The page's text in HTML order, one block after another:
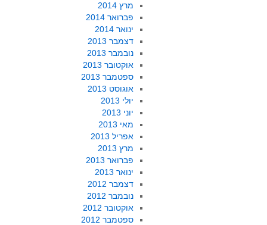
מרץ 2014
פברואר 2014
ינואר 2014
דצמבר 2013
נובמבר 2013
אוקטובר 2013
ספטמבר 2013
אוגוסט 2013
יולי 2013
יוני 2013
מאי 2013
אפריל 2013
מרץ 2013
פברואר 2013
ינואר 2013
דצמבר 2012
נובמבר 2012
אוקטובר 2012
ספטמבר 2012